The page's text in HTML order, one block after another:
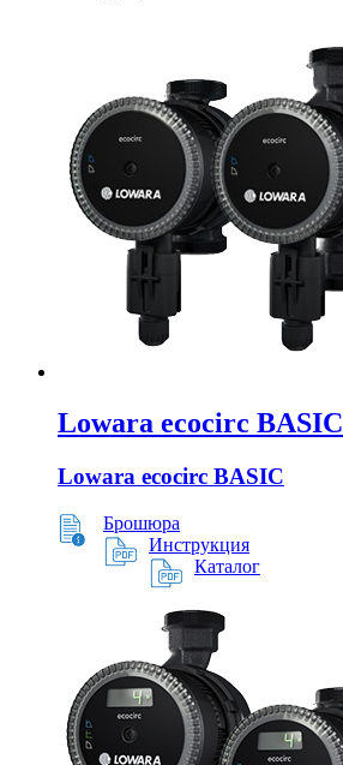
Lowara ecocirc BASIC
Lowara ecocirc BASIC
Брошюра
Инструкция
Каталог